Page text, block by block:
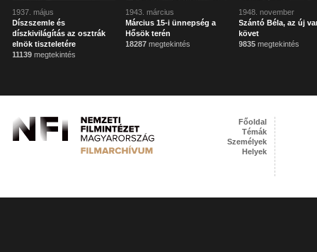
1937. május
Díszszemle és
díszkivilágítás az osztrák
elnök tiszteletére
11139 megtekintés
1943. március
Március 15-i ünnepség a
Hősök terén
18287 megtekintés
1948. november
Szántó Béla, az új
követ
9835 megtekintés
Főoldal
Témák
Személyek
Helyek